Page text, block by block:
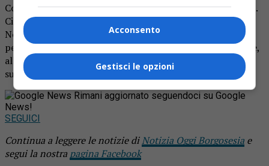
Come detto, l’utilizzo dei fondi deve deciderlo il territorio.
Cirio ieri ha portato l’esempio della linea ferroviaria
Novara-Varallo che da anni attende un rilancio. Ma si può
pensare anche a infrastrutture per i collegamenti Interne,
alla sanità, a progetti per la socio-assistenza, ai trasporti
su strada. Adesso la palla passa ai sindaci.
Rimani aggiornato seguendoci su Google
News!
SEGUICI
Continua a leggere le notizie diNotizia Oggi Borgosesia e
segui la nostra pagina Facebook
Acconsento
Gestisci le opzioni